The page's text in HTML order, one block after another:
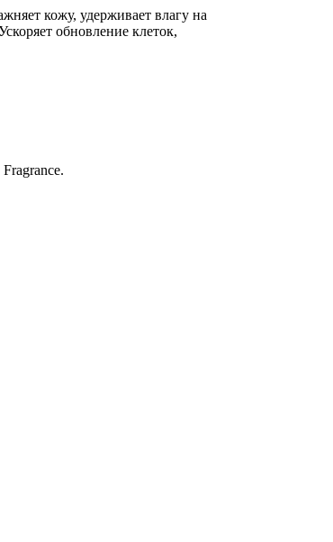
кожу, удерживает влагу на
обновление клеток,